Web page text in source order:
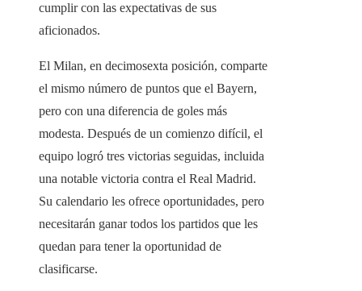
cumplir con las expectativas de sus
aficionados.
El Milan, en decimosexta posición, comparte
el mismo número de puntos que el Bayern,
pero con una diferencia de goles más
modesta. Después de un comienzo difícil, el
equipo logró tres victorias seguidas, incluida
una notable victoria contra el Real Madrid.
Su calendario les ofrece oportunidades, pero
necesitarán ganar todos los partidos que les
quedan para tener la oportunidad de
clasificarse.